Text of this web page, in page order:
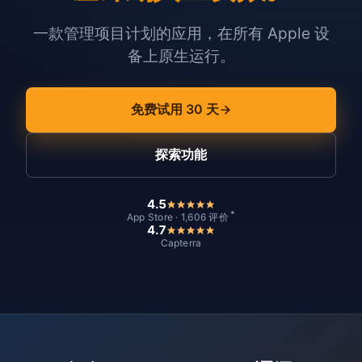
一款管理项目计划的应用，在所有 Apple 设
备上原生运行。
免费试用 30 天
探索功能
4.5
App Store · 1,606 评价 *
4.7
Capterra